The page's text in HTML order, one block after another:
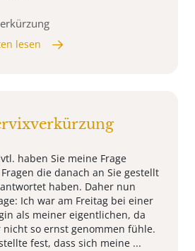
lesen
haben Sie meine Frage
die danach an Sie gestellt
haben. Daher nun
Ich war am Freitag bei einer
als meiner eigentlichen, da
so ernst genommen fühle.
fest, dass sich meine ...